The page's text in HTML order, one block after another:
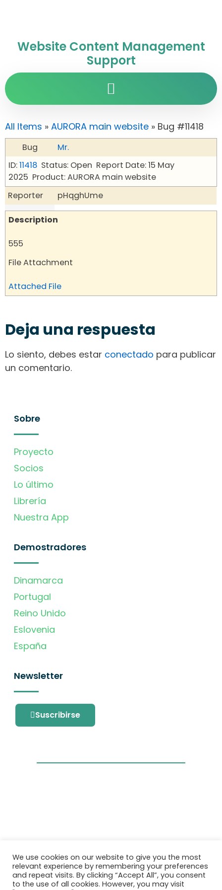
Website Content Management
Support
All Items » AURORA main website » Bug #11418
Bug
Mr.
ID:11418 Status: Open Report Date: 15 May
2025 Product: AURORA main website
Reporter
pHqghUme
Description
555
File Attachment
Attached File
Deja una respuesta
Lo siento, debes estar conectado para publicar
un comentario.
Sobre
Proyecto
Socios
Lo último
Librería
Nuestra App
Demostradores
Dinamarca
Portugal
Reino Unido
Eslovenia
España
Newsletter
Suscribirse
Este proyecto ha recibido financiación del
programa de investigación e innovación
Horizonte 2020 de la Unión Europea en virtud
del acuerdo de subvención No. 101036418.
We use cookies on our website to give you the most
relevant experience by remembering your preferences
and repeat visits. By clicking “Accept All”, you consent
to the use of all cookies. However, you may visit